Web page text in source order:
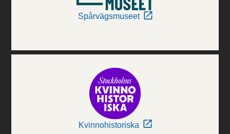
Spårvägsmuseet
Kvinnohistoriska